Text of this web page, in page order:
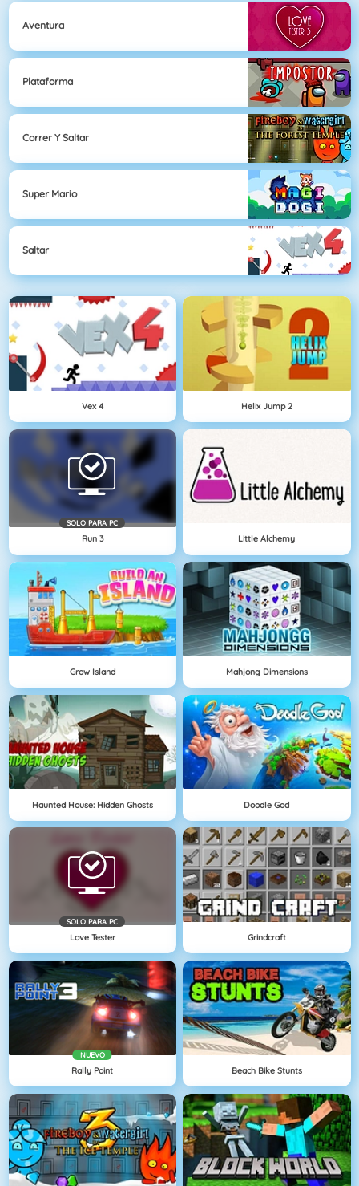
Aventura
Plataforma
Correr Y Saltar
Super Mario
Saltar
Vex 4 Helix Jump 2
SOLO PARA PC
Run 3 Little Alchemy
Grow Island Mahjong Dimensions
Haunted House: Hidden Ghosts Doodle God
SOLO PARA PC
Love Tester Grindcraft
NUEVO
Rally Point Beach Bike Stunts